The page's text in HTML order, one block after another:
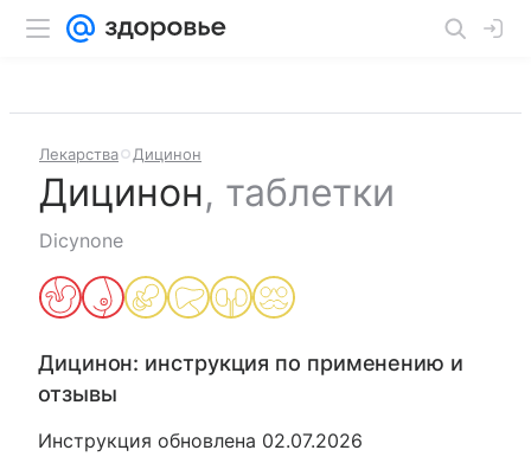
Лекарства Дицинон
Дицинон, таблетки
Dicynone
Дицинон: инструкция по применению и
отзывы
Инструкция обновлена 02.07.2026